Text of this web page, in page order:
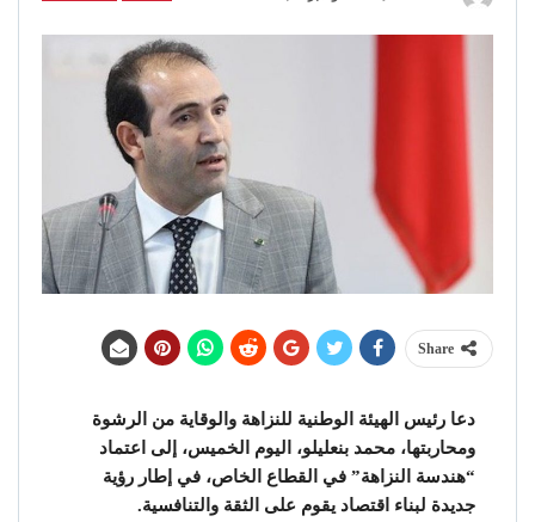
Share
دعا رئيس الهيئة الوطنية للنزاهة والوقاية من الرشوة
ومحاربتها، محمد بنعليلو، اليوم الخميس، إلى اعتماد
“هندسة النزاهة” في القطاع الخاص، في إطار رؤية
جديدة لبناء اقتصاد يقوم على الثقة والتنافسية.